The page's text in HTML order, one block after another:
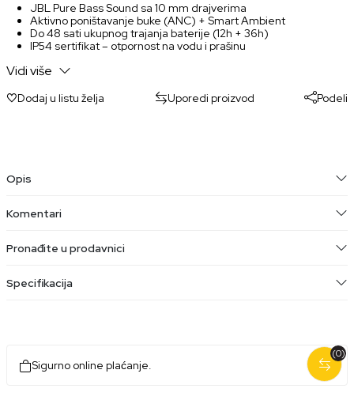
JBL Pure Bass Sound sa 10 mm drajverima
Aktivno poništavanje buke (ANC) + Smart Ambient
Do 48 sati ukupnog trajanja baterije (12h + 36h)
IP54 sertifikat – otpornost na vodu i prašinu
Bluetooth 5.3 sa LE Audio podrškom
Podesive funkcije putem JBL Headphones aplikacije
Vidi više
Dodaj u listu želja Uporedi proizvod Podeli
(0)
Opis
Komentari
Pronađite u prodavnici
Specifikacija
Sigurno online plaćanje.